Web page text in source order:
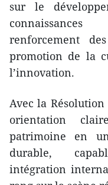
sur le
renforcement
promotion de la
l’innovation.
​Avec la
orientation
patrimoine en
durable,
intégration